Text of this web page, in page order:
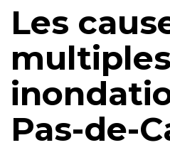
Les
Pas-de-